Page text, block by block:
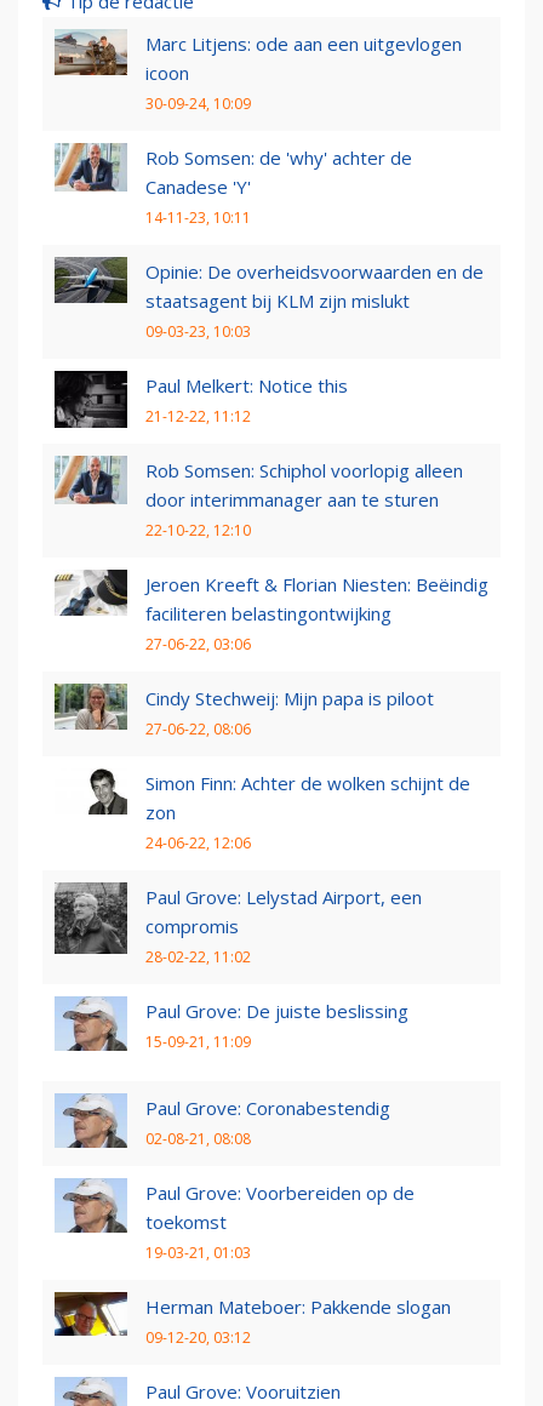
Marc Litjens: ode aan een uitgevlogen
icoon
30-09-24, 10:09
Rob Somsen: de 'why' achter de
Canadese 'Y'
14-11-23, 10:11
Opinie: De overheidsvoorwaarden en de
staatsagent bij KLM zijn mislukt
09-03-23, 10:03
Paul Melkert: Notice this
21-12-22, 11:12
Rob Somsen: Schiphol voorlopig alleen
door interimmanager aan te sturen
22-10-22, 12:10
Jeroen Kreeft & Florian Niesten: Beëindig
faciliteren belastingontwijking
27-06-22, 03:06
Cindy Stechweij: Mijn papa is piloot
27-06-22, 08:06
Simon Finn: Achter de wolken schijnt de
zon
24-06-22, 12:06
Paul Grove: Lelystad Airport, een
compromis
28-02-22, 11:02
Paul Grove: De juiste beslissing
15-09-21, 11:09
Paul Grove: Coronabestendig
02-08-21, 08:08
Paul Grove: Voorbereiden op de
toekomst
19-03-21, 01:03
Herman Mateboer: Pakkende slogan
09-12-20, 03:12
Paul Grove: Vooruitzien